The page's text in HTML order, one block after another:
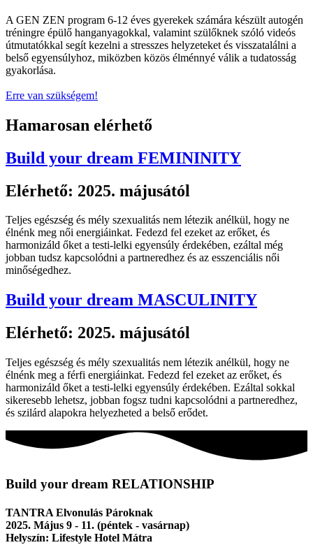
A GEN ZEN program 6-12 éves gyerekek számára készült autogén
tréningre épülő hanganyagokkal, valamint szülőknek szóló videós
útmutatókkal segít kezelni a stresszes helyzeteket és visszatalálni a
belső egyensúlyhoz, miközben közös élménnyé válik a tudatosság
gyakorlása.
Erre van szükségem!
Hamarosan elérhető
Build your dream FEMININITY
Elérhető: 2025. májusától
Teljes egészség és mély szexualitás nem létezik anélkül, hogy ne
élnénk meg női energiáinkat. Fedezd fel ezeket az erőket, és
harmonizáld őket a testi-lelki egyensúly érdekében, ezáltal még
jobban tudsz kapcsolódni a partneredhez és az esszenciális női
minőségedhez.
Build your dream MASCULINITY
Elérhető: 2025. májusától
Teljes egészség és mély szexualitás nem létezik anélkül, hogy ne
élnénk meg a férfi energiáinkat. Fedezd fel ezeket az erőket, és
harmonizáld őket a testi-lelki egyensúly érdekében. Ezáltal sokkal
sikeresebb lehetsz, jobban fogsz tudni kapcsolódni a partneredhez,
és szilárd alapokra helyezheted a belső erődet.
Build your dream RELATIONSHIP
TANTRA Elvonulás Pároknak
2025. Május 9 - 11. (péntek - vasárnap)
Helyszín: Lifestyle Hotel Mátra